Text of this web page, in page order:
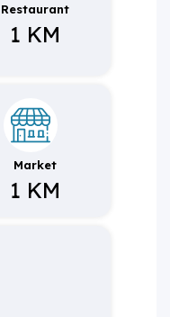
Restaurant
1 KM
Market
1 KM